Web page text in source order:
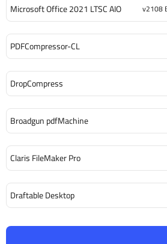
Microsoft Office 2021 LTSC AIO v2108
PDFCompressor-CL
DropCompress
Broadgun pdfMachine
Claris FileMaker Pro
Draftable Desktop